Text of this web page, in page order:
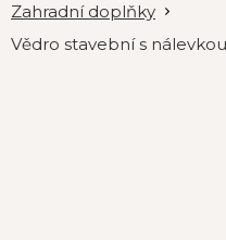
Zahradní doplňky
Vědro stavební s